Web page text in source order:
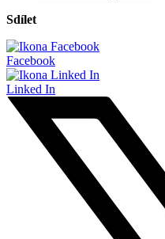
Sdílet
Facebook
Linked In